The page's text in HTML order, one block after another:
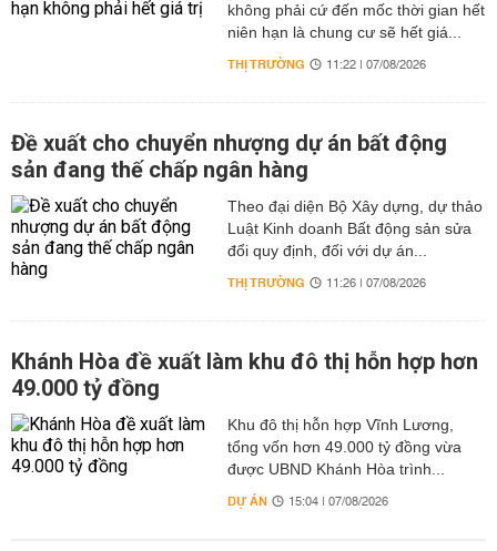
không phải cứ đến mốc thời gian hết
niên hạn là chung cư sẽ hết giá...
THỊ TRƯỜNG 11:22 | 07/08/2026
Đề xuất cho chuyển nhượng dự án bất động
sản đang thế chấp ngân hàng
Theo đại diện Bộ Xây dựng, dự thảo
Luật Kinh doanh Bất động sản sửa
đổi quy định, đối với dự án...
THỊ TRƯỜNG 11:26 | 07/08/2026
Khánh Hòa đề xuất làm khu đô thị hỗn hợp hơn
49.000 tỷ đồng
Khu đô thị hỗn hợp Vĩnh Lương,
tổng vốn hơn 49.000 tỷ đồng vừa
được UBND Khánh Hòa trình...
DỰ ÁN 15:04 | 07/08/2026